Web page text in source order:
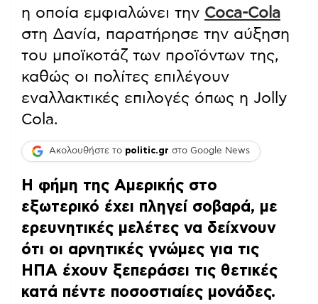
η οποία εμφιαλώνει την Coca-Cola
στη Δανία, παρατήρησε την αύξηση
του μποϊκοτάζ των προϊόντων της,
καθώς οι πολίτες επιλέγουν
εναλλακτικές επιλογές όπως η Jolly
Cola.
Ακολουθήστε το politic.gr στο Google News
Η φήμη της Αμερικής στο
εξωτερικό έχει πληγεί σοβαρά, με
ερευνητικές μελέτες να δείχνουν
ότι οι αρνητικές γνώμες για τις
ΗΠΑ έχουν ξεπεράσει τις θετικές
κατά πέντε ποσοστιαίες μονάδες.